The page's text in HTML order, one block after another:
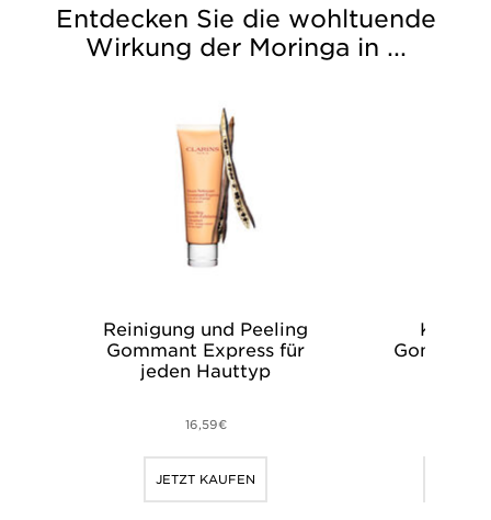
Entdecken Sie die wohltuende
Wirkung der Moringa in ...
Reinigung und Peeling
Gommant Express für
jeden Hauttyp
16,59€
JETZT KAUFEN